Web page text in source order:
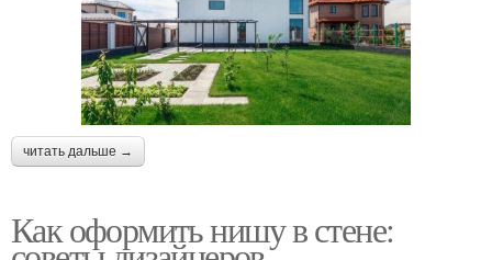
читать дальше →
Как оформить нишу в стене: